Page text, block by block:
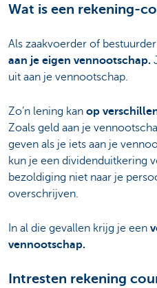
Wat is een rekening-
Als zaakvoerder of
aan je eigen vennootschap.
uit aan je vennootschap.
Zo’n lening kan op
Zoals geld aan je
geven als je iets aan je
kun je een dividenduitkering
bezoldiging niet naar je
overschrijven.
In al die gevallen krijg je een
vennootschap.
Intresten rekening